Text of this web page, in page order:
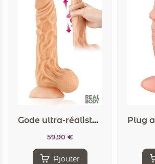
Gode ultra-réaliste 24 cm – Real max
59,90 €
Ajouter